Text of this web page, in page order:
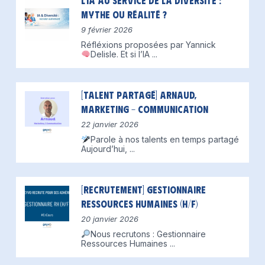
mythe ou réalité ?
9 février 2026
Réfléxions proposées par Yannick
Delisle. Et si l’IA ...
[Talent partagé] Arnaud,
Marketing – Communication
22 janvier 2026
Parole à nos talents en temps partagé
Aujourd’hui, ...
[Recrutement] Gestionnaire
Ressources Humaines (H/F)
20 janvier 2026
Nous recrutons : Gestionnaire
Ressources Humaines ...